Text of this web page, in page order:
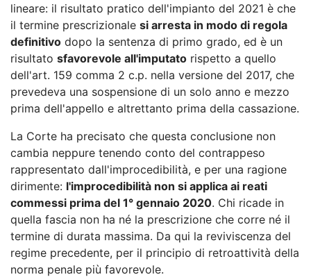
lineare: il risultato pratico dell'impianto del 2021 è che
il termine prescrizionale si arresta in modo di regola
definitivo dopo la sentenza di primo grado, ed è un
risultato sfavorevole all'imputato rispetto a quello
dell'art. 159 comma 2 c.p. nella versione del 2017, che
prevedeva una sospensione di un solo anno e mezzo
prima dell'appello e altrettanto prima della cassazione.
La Corte ha precisato che questa conclusione non
cambia neppure tenendo conto del contrappeso
rappresentato dall'improcedibilità, e per una ragione
dirimente: l'improcedibilità non si applica ai reati
commessi prima del 1° gennaio 2020. Chi ricade in
quella fascia non ha né la prescrizione che corre né il
termine di durata massima. Da qui la reviviscenza del
regime precedente, per il principio di retroattività della
norma penale più favorevole.